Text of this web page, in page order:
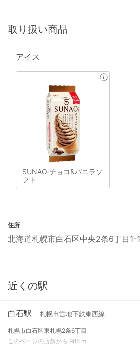
取り扱い商品
アイス
SUNAO チョコ&バニラソ
フト
住所
北海道札幌市白石区中央2条6丁目1-1
近くの駅
白石駅 札幌市営地下鉄東西線
札幌市白石区東札幌2条6丁目
このページの店舗から 985 m